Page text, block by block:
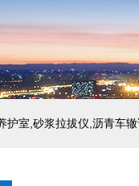
护室,砂浆拉拔仪,沥青车